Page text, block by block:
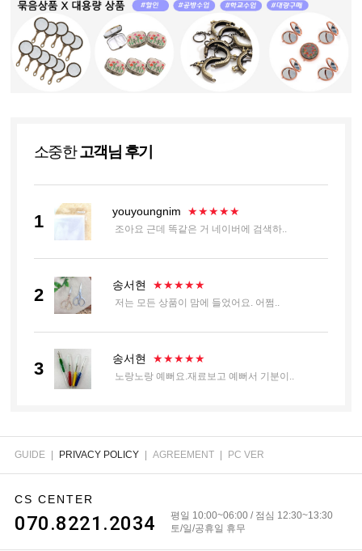
소중한고객님 후기
1 youyoungnim ★★★★★
조아요 근데 똑같은 거 네이버에 검색하..
2 송서현 ★★★★★
저는 모든 상품이 맘에 들었어요. 어쩜..
3 송서현 ★★★★★
노랑노랑 예뻐요.재료보고 예뻐서 기분이..
4 주문한대로 모두 잘 도착했습니다
5 굳이 일본산이라 게시를 하며 상품을 올..
GUIDE | PRIVACY POLICY | AGREEMENT | PC VER
CS CENTER
070.8221.2034
평일 10:00~06:00 / 점심 12:30~13:30
토/일/공휴일 휴무